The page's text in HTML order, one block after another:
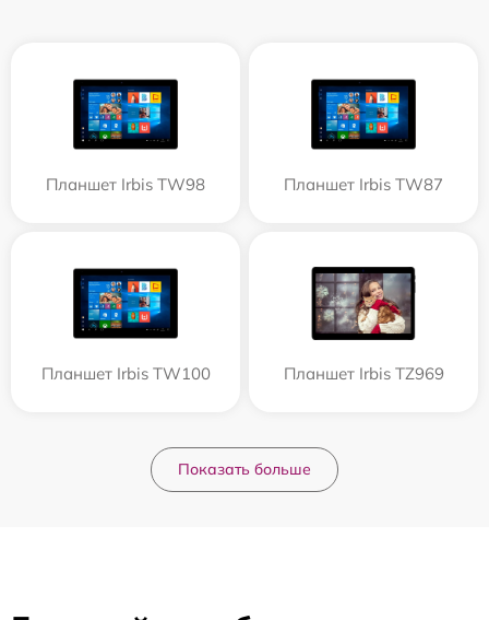
Планшет Irbis TW98 Планшет Irbis TW87
Планшет Irbis TW100 Планшет Irbis TZ969
Показать больше